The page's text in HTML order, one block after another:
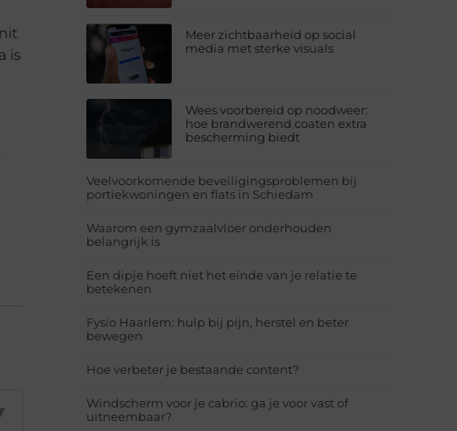
is
Meer zichtbaarheid op social
media met sterke visuals
Wees voorbereid op noodweer:
hoe brandwerend coaten extra
bescherming biedt
Veelvoorkomende beveiligingsproblemen bij
portiekwoningen en flats in Schiedam
Waarom een gymzaalvloer onderhouden
belangrijk is
Een dipje hoeft niet het einde van je relatie te
betekenen
Fysio Haarlem: hulp bij pijn, herstel en beter
bewegen
Hoe verbeter je bestaande content?
Windscherm voor je cabrio: ga je voor vast of
uitneembaar?